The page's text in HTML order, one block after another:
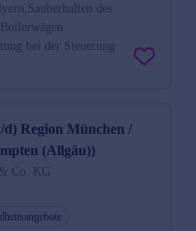
des
bei der Steuerung
Region München /
(Allgäu))
Co. KG